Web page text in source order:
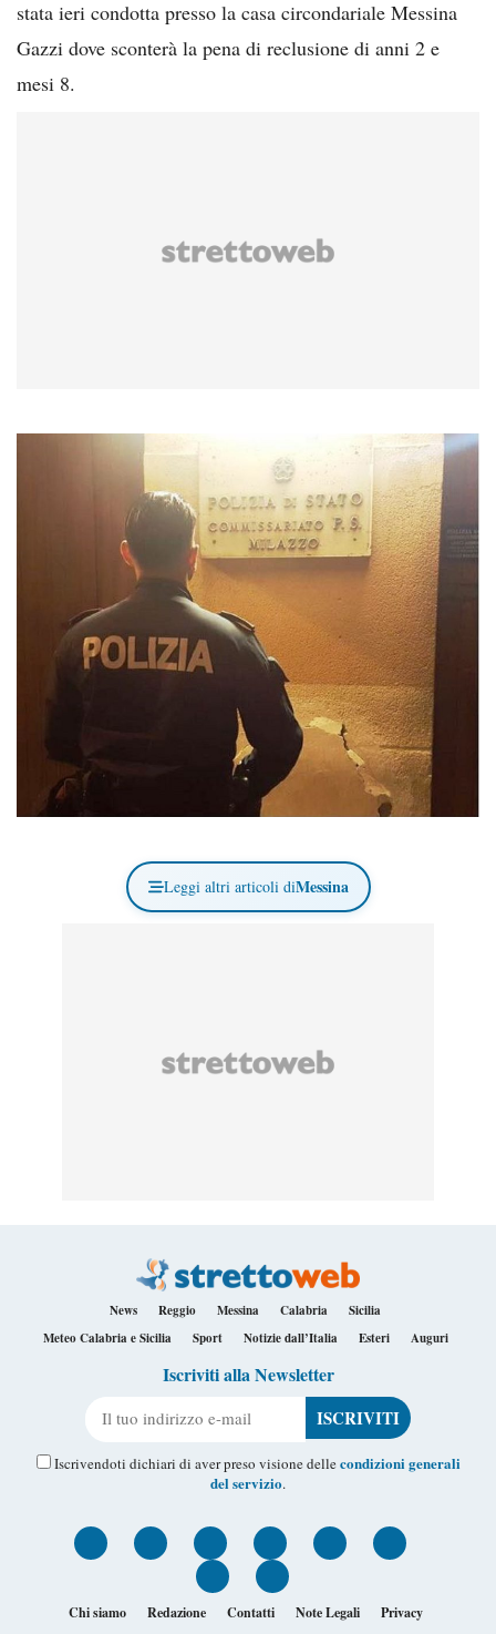
stata ieri condotta presso la casa circondariale Messina
Gazzi dove sconterà la pena di reclusione di anni 2 e
mesi 8.
Leggi altri articoli diMessina
News Reggio Messina Calabria
Sicilia
Meteo Calabria e Sicilia
Sport Notizie dall’Italia Esteri Auguri
Iscriviti alla Newsletter
Iscrivendoti dichiari di aver preso visione dellecondizioni generali
del servizio.
Chi siamo Redazione Contatti Note Legali
Privacy